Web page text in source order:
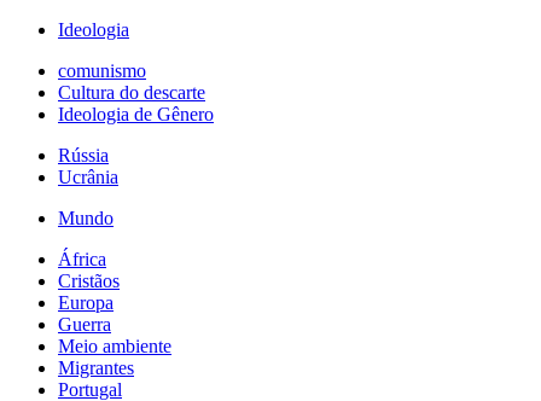
Ideologia
comunismo
Cultura do descarte
Ideologia de Gênero
Rússia
Ucrânia
Mundo
África
Cristãos
Europa
Guerra
Meio ambiente
Migrantes
Portugal